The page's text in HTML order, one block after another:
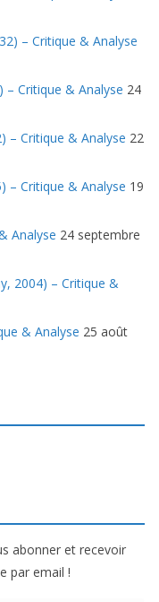
– Critique & Analyse
– Critique & Analyse 24
– Critique & Analyse 22
– Critique & Analyse 19
Analyse 24 septembre
2004) – Critique &
& Analyse 25 août
abonner et recevoir
par email !